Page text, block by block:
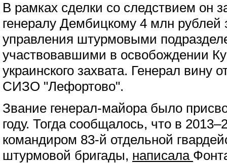
В рамках сделки со следствием он
генералу Дембицкому 4 млн рублей
управления штурмовыми
участвовавшими в освобождении
украинского захвата. Генерал вину
СИЗО "Лефортово".
Звание генерал-майора было
году. Тогда сообщалось, что в
командиром 83-й отдельной
штурмовой бригады, написала